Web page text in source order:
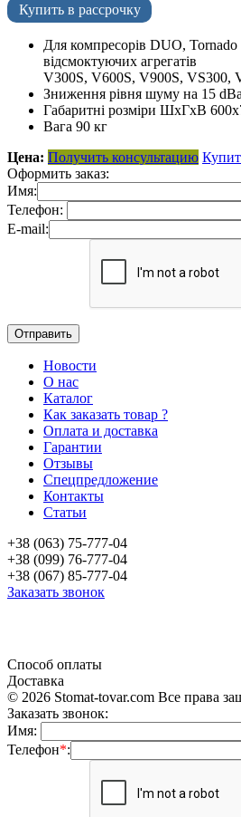
Купить в рассрочку
Для компресорів DUO, Tornado
відсмоктуючих агрегатів
V300S, V600S, V900S, VS300,
Зниження рівня шуму на 15 dBa
Габаритні розміри ШхГхВ
Вага 90 кг
Цена: Получить консультацию
Оформить заказ:
Имя:
Телефон:
E-mail:
Новости
О нас
Каталог
Как заказать товар ?
Оплата и доставка
Гарантии
Отзывы
Спецпредложение
Контакты
Статьи
+38 (063) 75-777-04
+38 (099) 76-777-04
+38 (067) 85-777-04
Заказать звонок
Способ оплаты
Доставка
© 2026 Stomat-tovar.com Все права
Заказать звонок:
Имя:
Телефон*: